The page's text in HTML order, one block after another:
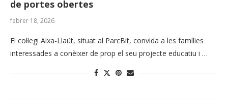
de portes obertes
febrer 18, 2026
El col·legi Aixa-Llaüt, situat al ParcBit, convida a les famílies
interessades a conèixer de prop el seu projecte educatiu i …